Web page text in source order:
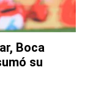
Boca
su